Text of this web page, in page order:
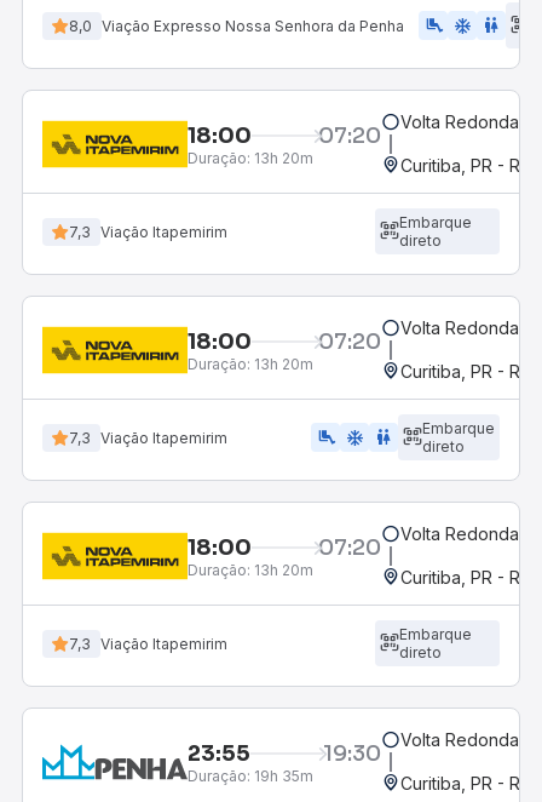
8,0 Viação Expresso Nossa Senhora da Penha airline_seat_legroom_extra ac_unit wc
18:00 07:20
Duração: 13h 20m
Volta Redonda,
Curitiba, PR -
7,3 Viação Itapemirim
Embarque
direto
18:00 07:20
Duração: 13h 20m
Volta Redonda,
Curitiba, PR -
7,3 Viação Itapemirim airline_seat_legroom_extra ac_unit wc
Embarque
direto
18:00 07:20
Duração: 13h 20m
Volta Redonda,
Curitiba, PR -
7,3 Viação Itapemirim
Embarque
direto
23:55 19:30
Duração: 19h 35m
Volta Redonda,
Curitiba, PR -